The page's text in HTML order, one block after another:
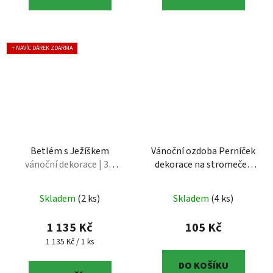
+ NAVÍC DÁREK ZDARMA
Betlém s Ježíškem
vánoční dekorace | 3D
Skladem (2 ks)
1 135 Kč
Měrná cena:
1 135 Kč / 1 ks
Vánoční ozdoba Perníček
dekorace na stromeček
– dekorace na stromeček
| 3D tisk
Skladem (4 ks)
105 Kč
DO KOŠÍKU